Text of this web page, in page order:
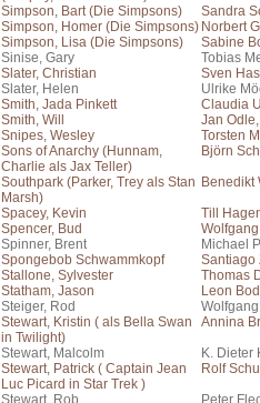
Simpson, Bart (Die Simpsons)
Sandra
Simpson, Homer (Die Simpsons) Norbert
Simpson, Lisa (Die Simpsons)
Sabine
Sinise, Gary
Tobias
Slater, Christian
Sven
Slater, Helen
Ulrike
Smith, Jada Pinkett
Claudia
Smith, Will
Jan
Snipes, Wesley
Torsten
Sons of Anarchy (Hunnam,
Charlie als Jax Teller)
Björn
Southpark (Parker, Trey als Stan
Marsh)
Benedikt
Spacey, Kevin
Till
Spencer, Bud
Spinner, Brent
Michael
Spongebob Schwammkopf
Santiago
Stallone, Sylvester
Thomas
Statham, Jason
Leon
Steiger, Rod
Stewart, Kristin ( als Bella Swan
in Twilight)
Annina
Stewart, Malcolm
K. Dieter
Stewart, Patrick ( Captain Jean
Luc Picard in Star Trek )
Rolf
Stewart, Rob
Peter